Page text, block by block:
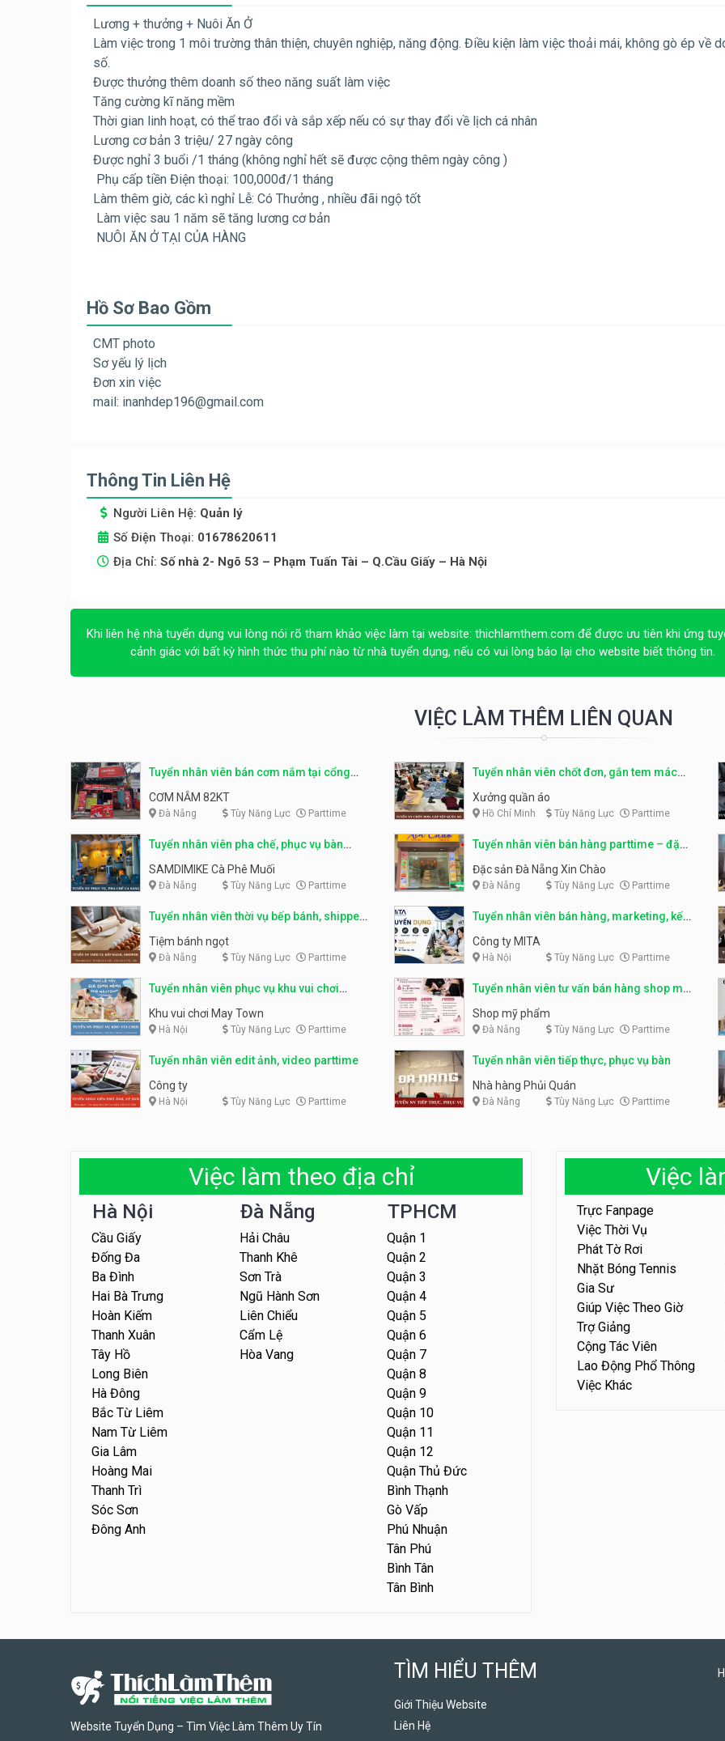
Lương + thưởng + Nuôi Ăn Ở
Làm việc trong 1 môi trường thân thiện, chuyên nghiệp, năng động. Điều kiện làm việc thoải mái, không gò ép về
số.
Được thưởng thêm doanh số theo năng suất làm việc
Tăng cường kĩ năng mềm
Thời gian linh hoạt, có thể trao đổi và sắp xếp nếu có sự thay đổi về lịch cá nhân
Lương cơ bản 3 triệu/ 27 ngày công
Được nghỉ 3 buổi /1 tháng (không nghỉ hết sẽ được cộng thêm ngày công )
Phụ cấp tiền Điện thoại: 100,000đ/1 tháng
Làm thêm giờ, các kì nghỉ Lễ: Có Thưởng , nhiều đãi ngộ tốt
Làm việc sau 1 năm sẽ tăng lương cơ bản
NUÔI ĂN Ở TẠI CỦA HÀNG
Hồ Sơ Bao Gồm
CMT photo
Sơ yếu lý lịch
Đơn xin việc
mail: inanhdep196@gmail.com
Thông Tin Liên Hệ
Người Liên Hệ: Quản lý
Số Điện Thoại: 01678620611
Địa Chỉ: Số nhà 2- Ngõ 53 – Phạm Tuấn Tài – Q.Cầu Giấy – Hà Nội
Khi liên hệ nhà tuyển dụng vui lòng nói rõ tham khảo việc làm tại website: thichlamthem.com để được ưu tiên khi ứng
cảnh giác với bất kỳ hình thức thu phí nào từ nhà tuyển dụng, nếu có vui lòng báo lại cho website biết thông tin.
VIỆC LÀM THÊM LIÊN QUAN
Tuyển nhân viên bán cơm nắm tại cổng
trường
CƠM NẮM 82KT
Đà Nẵng Tùy Năng Lực Parttime
Tuyển nhân viên chốt đơn, gắn tem mác
sản phẩm
Xưởng quần áo
Hồ Chí Minh Tùy Năng Lực Parttime
Tuyển nhân viên pha chế, phục vụ bàn
parttime
SAMDIMIKE Cà Phê Muối
Đà Nẵng Tùy Năng Lực Parttime
Tuyển nhân viên bán hàng parttime – đặc
sản Đà Nẵng
Đặc sản Đà Nẵng Xin Chào
Đà Nẵng Tùy Năng Lực Parttime
Tuyển nhân viên thời vụ bếp bánh, shipper
parttime
Tiệm bánh ngọt
Đà Nẵng Tùy Năng Lực Parttime
Tuyển nhân viên bán hàng, marketing, kế
toán, kho – parttime, fulltime
Công ty MITA
Hà Nội Tùy Năng Lực Parttime
Tuyển nhân viên phục vụ khu vui chơi
parttime linh động
Khu vui chơi May Town
Hà Nội Tùy Năng Lực Parttime
Tuyển nhân viên tư vấn bán hàng shop mỹ
phẩm
Shop mỹ phẩm
Đà Nẵng Tùy Năng Lực Parttime
Tuyển nhân viên edit ảnh, video parttime
Công ty
Hà Nội Tùy Năng Lực Parttime
Tuyển nhân viên tiếp thực, phục vụ bàn
Nhà hàng Phủi Quán
Đà Nẵng Tùy Năng Lực Parttime
Việc làm theo địa chỉ
Hà Nội
Cầu Giấy
Đống Đa
Ba Đình
Hai Bà Trưng
Hoàn Kiếm
Thanh Xuân
Tây Hồ
Long Biên
Hà Đông
Bắc Từ Liêm
Nam Từ Liêm
Gia Lâm
Hoàng Mai
Thanh Trì
Sóc Sơn
Đông Anh
Đà Nẵng
Hải Châu
Thanh Khê
Sơn Trà
Ngũ Hành Sơn
Liên Chiểu
Cẩm Lệ
Hòa Vang
TPHCM
Quận 1
Quận 2
Quận 3
Quận 4
Quận 5
Quận 6
Quận 7
Quận 8
Quận 9
Quận 10
Quận 11
Quận 12
Quận Thủ Đức
Bình Thạnh
Gò Vấp
Phú Nhuận
Tân Phú
Bình Tân
Tân Bình
Việc
Trực Fanpage
Việc Thời Vụ
Phát Tờ Rơi
Nhặt Bóng Tennis
Gia Sư
Giúp Việc Theo Giờ
Trợ Giảng
Cộng Tác Viên
Lao Động Phổ Thông
Việc Khác
Website Tuyển Dụng – Tìm Việc Làm Thêm Uy Tín
TÌM HIỂU THÊM
Giới Thiệu Website
Liên Hệ